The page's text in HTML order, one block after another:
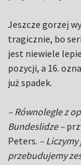
Jeszcze gorzej
tragicznie, bo
jest niewiele
pozycji, a 16.
już spadek.
– Równolegle z
Bundeslidze –
Peters. –
przebudujemy